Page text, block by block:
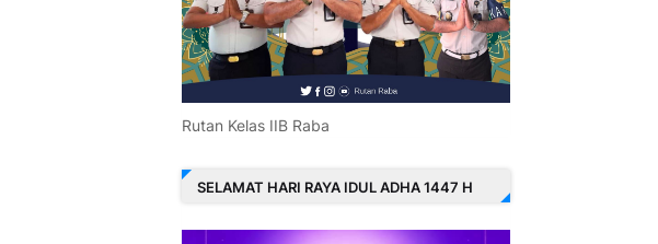
Rutan Kelas IIB Raba
SELAMAT HARI RAYA IDUL ADHA 1447 H